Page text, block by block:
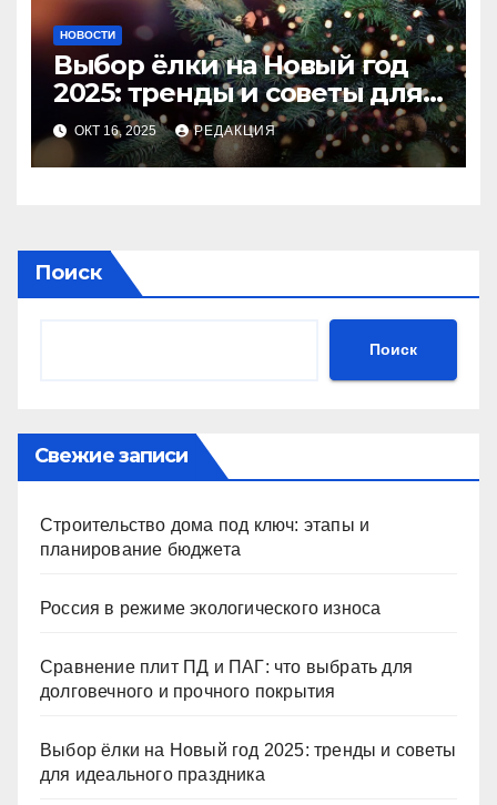
НОВОСТИ
Выбор ёлки на Новый год
2025: тренды и советы для
идеального праздника
ОКТ 16, 2025 РЕДАКЦИЯ
Поиск
Поиск
Свежие записи
Строительство дома под ключ: этапы и
планирование бюджета
Россия в режиме экологического износа
Сравнение плит ПД и ПАГ: что выбрать для
долговечного и прочного покрытия
Выбор ёлки на Новый год 2025: тренды и советы
для идеального праздника